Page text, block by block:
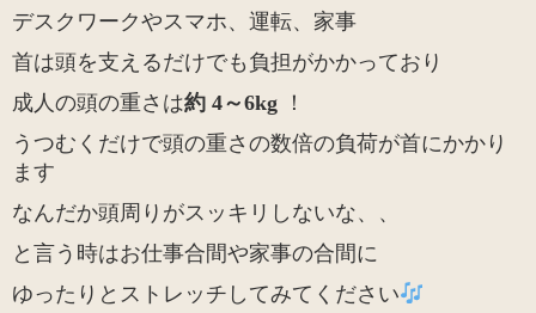
デスクワークやスマホ、運転、家事
首は頭を支えるだけでも負担がかかっており
成人の頭の重さは約 4～6kg ！
うつむくだけで頭の重さの数倍の負荷が首にかかり
ます
なんだか頭周りがスッキリしないな、、
と言う時はお仕事合間や家事の合間に
ゆったりとストレッチしてみてください